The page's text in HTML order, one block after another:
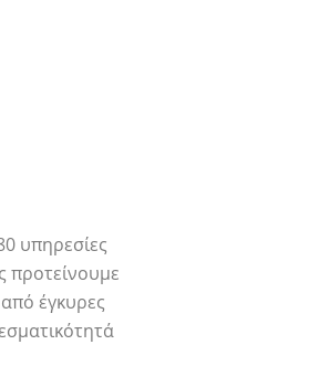
υπηρεσίες
προτείνουμε
έγκυρες